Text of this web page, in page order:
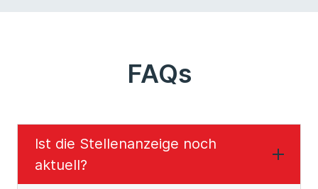
FAQs
Ist die Stellenanzeige noch
aktuell?